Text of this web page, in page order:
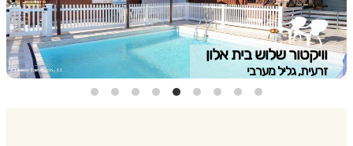
וויקטור שלוש בית אלון
זרעית, גליל מערבי